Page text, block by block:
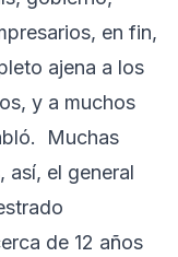
en fin,
ajena a los
y a muchos
Muchas
así, el general
de 12 años